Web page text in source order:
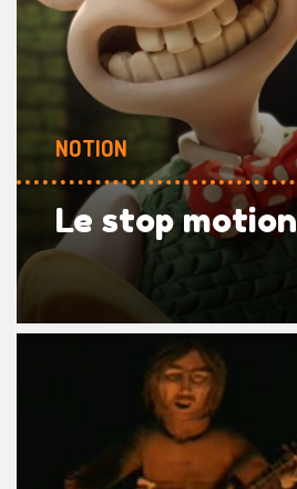
NOTION
Le stop motion